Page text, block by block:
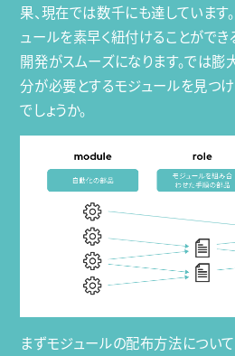
果、現在では数千にも達しています
ュールを素早く紐付けることがで
開発がスムーズになります。では
分が必要とするモジュールを見つ
でしょうか。
まずモジュールの配布方法について